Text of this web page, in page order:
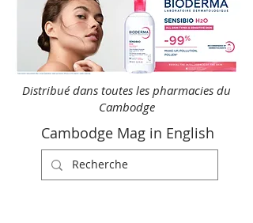
Distribué dans toutes les pharmacies du
Cambodge
Cambodge Mag in English